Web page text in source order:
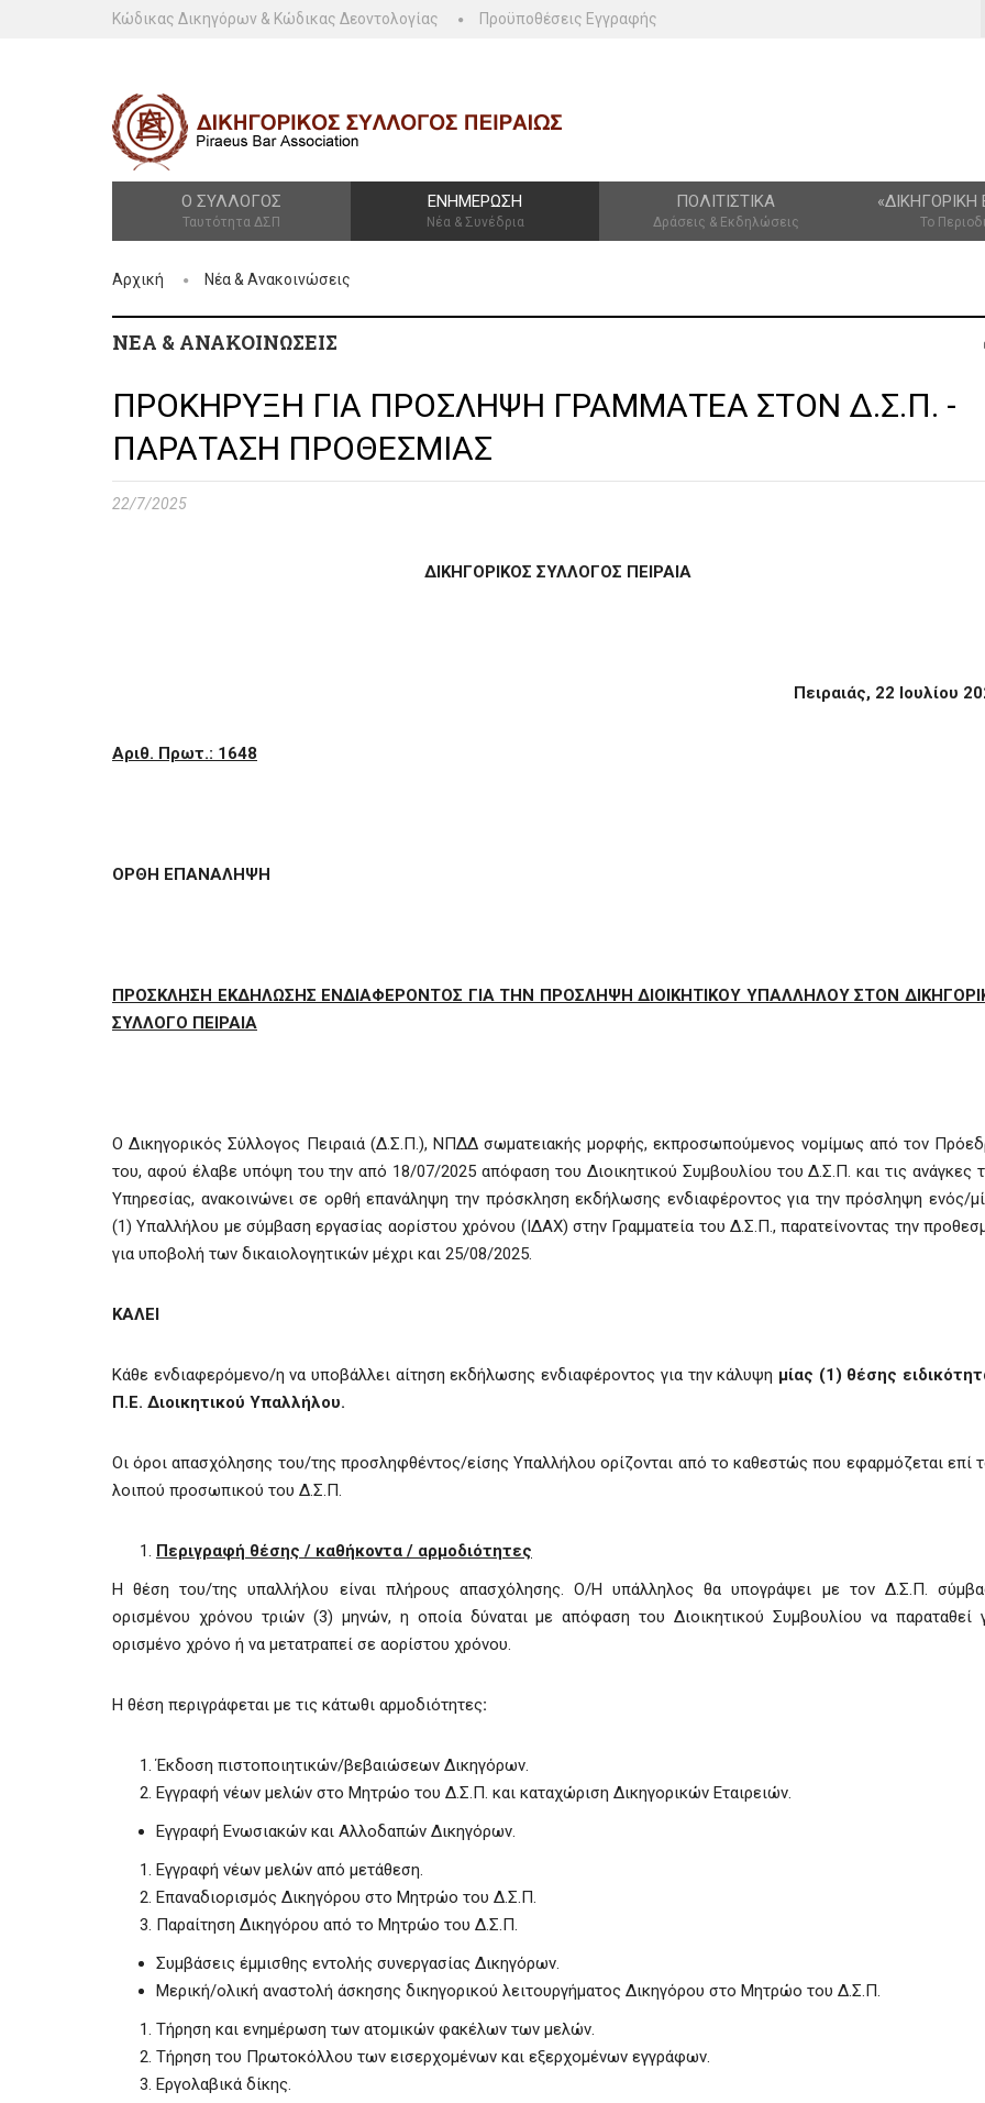
Κώδικας Δικηγόρων & Κώδικας Δεοντολογίας Προϋποθέσεις Εγγραφής
Ο ΣΎΛΛΟΓΟΣ
Ταυτότητα ΔΣΠ
ΕΝΗΜΈΡΩΣΗ
Νέα & Συνέδρια
ΠΟΛΙΤΙΣΤΙΚΆ
Δράσεις & Εκδηλώσεις
«ΔΙΚΗΓΟΡΙΚΉ
Το
Αρχική Νέα & Ανακοινώσεις
ΝΈΑ & ΑΝΑΚΟΙΝΏΣΕΙΣ
ΠΡΟΚΗΡΥΞΗ ΓΙΑ ΠΡΟΣΛΗΨΗ ΓΡΑΜΜΑΤΕΑ ΣΤΟΝ Δ.Σ.Π. -
ΠΑΡΑΤΑΣΗ ΠΡΟΘΕΣΜΙΑΣ
22/7/2025
ΔΙΚΗΓΟΡΙΚΟΣ ΣΥΛΛΟΓΟΣ ΠΕΙΡΑΙΑ
Πειραιάς, 22 Ιουλίου
Αριθ. Πρωτ.: 1648
ΟΡΘΗ ΕΠΑΝΑΛΗΨΗ
ΠΡΟΣΚΛΗΣΗ ΕΚΔΗΛΩΣΗΣ ΕΝΔΙΑΦΕΡΟΝΤΟΣ ΓΙΑ ΤΗΝ ΠΡΟΣΛΗΨΗ ΔΙΟΙΚΗΤΙΚΟΥ ΥΠΑΛΛΗΛΟΥ ΣΤΟΝ
ΣΥΛΛΟΓΟ ΠΕΙΡΑΙΑ
Ο Δικηγορικός Σύλλογος Πειραιά (Δ.Σ.Π.), ΝΠΔΔ σωματειακής μορφής, εκπροσωπούμενος νομίμως από τον
του, αφού έλαβε υπόψη του την από 18/07/2025 απόφαση του Διοικητικού Συμβουλίου του Δ.Σ.Π. και τις ανάγκες
Υπηρεσίας, ανακοινώνει σε ορθή επανάληψη την πρόσκληση εκδήλωσης ενδιαφέροντος για την πρόσληψη ενός/
(1) Υπαλλήλου με σύμβαση εργασίας αορίστου χρόνου (ΙΔΑΧ) στην Γραμματεία του Δ.Σ.Π., παρατείνοντας την
για υποβολή των δικαιολογητικών μέχρι και 25/08/2025.
ΚΑΛΕΙ
Κάθε ενδιαφερόμενο/η να υποβάλλει αίτηση εκδήλωσης ενδιαφέροντος για την κάλυψη μίας (1) θέσης
Π.Ε. Διοικητικού Υπαλλήλου.
Οι όροι απασχόλησης του/της προσληφθέντος/είσης Υπαλλήλου ορίζονται από το καθεστώς που εφαρμόζεται επί
λοιπού προσωπικού του Δ.Σ.Π.
Περιγραφή θέσης / καθήκοντα / αρμοδιότητες
Η θέση του/της υπαλλήλου είναι πλήρους απασχόλησης. Ο/Η υπάλληλος θα υπογράψει με τον Δ.Σ.Π.
ορισμένου χρόνου τριών (3) μηνών, η οποία δύναται με απόφαση του Διοικητικού Συμβουλίου να παραταθεί
ορισμένο χρόνο ή να μετατραπεί σε αορίστου χρόνου.
Η θέση περιγράφεται με τις κάτωθι αρμοδιότητες:
Έκδοση πιστοποιητικών/βεβαιώσεων Δικηγόρων.
Εγγραφή νέων μελών στο Μητρώο του Δ.Σ.Π. και καταχώριση Δικηγορικών Εταιρειών.
Εγγραφή Ενωσιακών και Αλλοδαπών Δικηγόρων.
Εγγραφή νέων μελών από μετάθεση.
Επαναδιορισμός Δικηγόρου στο Μητρώο του Δ.Σ.Π.
Παραίτηση Δικηγόρου από το Μητρώο του Δ.Σ.Π.
Συμβάσεις έμμισθης εντολής συνεργασίας Δικηγόρων.
Μερική/ολική αναστολή άσκησης δικηγορικού λειτουργήματος Δικηγόρου στο Μητρώο του Δ.Σ.Π.
Τήρηση και ενημέρωση των ατομικών φακέλων των μελών.
Τήρηση του Πρωτοκόλλου των εισερχομένων και εξερχομένων εγγράφων.
Εργολαβικά δίκης.